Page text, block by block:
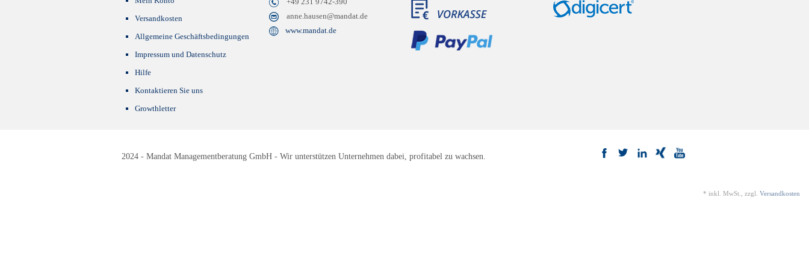
Versandkosten
Allgemeine Geschäftsbedingungen
Impressum und Datenschutz
Hilfe
Kontaktieren Sie uns
Growthletter
anne.hausen@mandat.de
www.mandat.de
2024 - Mandat Managementberatung GmbH - Wir unterstützen Unternehmen dabei, profitabel zu wachsen.
* inkl. MwSt., zzgl. Versandkosten